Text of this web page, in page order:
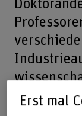
Erst mal